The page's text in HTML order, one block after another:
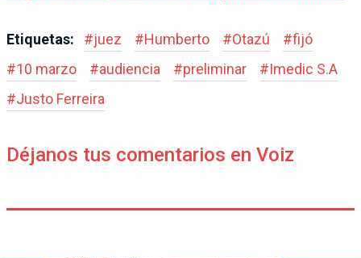
Etiquetas: #juez #Humberto #Otazú #fijó
#10 marzo #audiencia #preliminar #Imedic S.A
#Justo Ferreira
Déjanos tus comentarios en Voiz